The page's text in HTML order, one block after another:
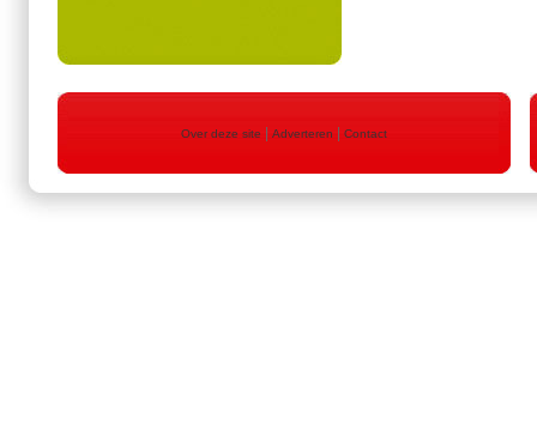
Over deze site Adverteren Contact